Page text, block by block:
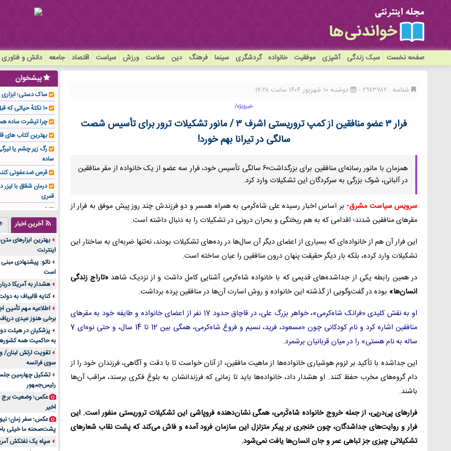
صفحه نخست سبک زندگی آشپزی موفقیت خانواده گردشگری سینما فرهنگ دین سلامت ورزش سیاست اقتصاد جامعه دانش و فناوری
شناسه : ۲۹۷۳۷۸۲ - دوشنبه ۱۰ شهریور ۱۴۰۴ ساعت ۱۷:۲۸
خبرویژه/
فرار ۳ عضو منافقین از کمپ تروریستی اشرف ۳ / مانور تشکیلات ترور برای تأسیس شصت
سالگی در تیرانا بهم خورد!
همزمان با مانور رسانه‌ای منافقین برای بزرگداشت۶۰ سالگی تأسیس خود، فرار سه عضو از یک خانواده از مقر منافقین
در آلبانی، شوک بزرگی به سرکردگان این تشکیلات وارد کرد.
سرویس سیاست مشرق- بر اساس اخبار رسیده علی شاه‌کَرمی به همراه همسر و دو فرزندش چند روز پیش موفق به فرار از
مقرهای منافقین شدند؛ اقدامی که به هم ریختگی و بحران درونی در تشکیلات را به دنبال داشته است.
این فرار آن هم از خانواده‌ای که بسیاری از اعضای دیگر آن سال‌ها در رده‌های تشکیلات بودند، نه‌تنها ضربه‌ای به ساختار این
تشکیلات وارد کرده، بلکه بار دیگر حقیقت پنهان درون منافقین را عیان ساخته است.
در همین رابطه یکی از جداشده‌های قدیمی که با خانواده شاه‌کرمی آشنایی کامل داشت و از نزدیک شاهد «تاراج زندگی
انسان‌ها» بوده در گفت‌وگویی از گذشته این خانواده و روش اسارت آن‌ها در منافقین پرده برداشت.
او به نقش کلیدی «فرانک شاه‌کرمی»، خواهر بزرگ علی، در قاچاق حدود 17 نفر از اعضای خانواده و طایفه خود به مقرهای
منافقین اشاره کرد و نام کودکانی چون «مسعود، فرید، نسیم و فروغ شاه‌کرمی، همگی بین 12 تا 14 سال، و حتی نوه‌ای 7
ساله به نام هستی» را در میان قربانیان برشمرد.
این جداشده با تأکید بر لزوم هوشیاری خانواده‌ها از ماهیت مافقین، از آنان خواست تا با دقت و آگاهی، فرزندان خود را از
دام گروه‌های مخرب حفظ کنند. او هشدار داد، خانواده‌ها باید تا زمانی که فرزندانشان به بلوغ فکری برسند، مراقب آن‌ها
باشند.
فرارهای پی‌درپی، از جمله خروج خانواده شاه‌کَرمی، همگی نشان‌دهنده فروپاشی این تشکیلات تروریستی منفور است. این
فرار و روایت‌های جداشدگان، چون خنجری بر پیکر متزلزل این سازمان فرود آمده و فاش می‌کند که پشت نقاب شعارهای
تشکیلاتی چیزی جز تباهی عمر و جان انسان‌ها یافت نمی‌شود.
پیشخوان
ساک دستی؛ ابزاری
۱۰ نکتهٔ حیاتی که قبل از کاشت ایمپلنت باید بدانید!
چرا تیشرت ساده
بهترین کتاب های
رگ زیر چشم یا
ساده
قرص ضدعفونی
درمان شقاق با لیزر
قمری
فوم صنعتی چیست و
تولیدکننده تهیه کرد؟
جنس هر کدام از
متریال برای شما
تولید لیوان
بازار ایران
درد زانو بعد از
انتخاب باشد
آینده موسیقی
بهترین راه
است؟
مقایسه قالب
خرید سمعک
تصمیم‌گیری
خرید و فروش
ایرانیان
اهمیت انتخاب
پرونده‌های حساس و
۷ تاثیرات کامپیوتر در حوزه علوم زندگی و کاربردی
لیفتراک صفر؛
آخرین اخبار
بهترین ابزارهای
اینترنت
ناتو: پیشنهادی
است
هشدار به آمریکا
کنایه قالیباف به
اطلاعیه مهم تأمین
برخی هنوز عیدی
پزشکیان در هیئت
به حاکمیت همه
تقویت ارتش لبنان/
سوی فرانسه
تشکیل چهارمین
رئیس‌جمهور
عکس؛ وضعیت برج
اخیر
پشت‌صحنه ما خیلی
سپاه یک نفتکش